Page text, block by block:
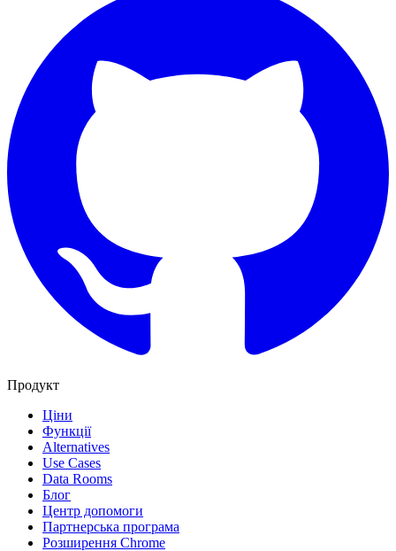
Продукт
Ціни
Функції
Alternatives
Use Cases
Data Rooms
Блог
Центр допомоги
Партнерська програма
Розширення Chrome